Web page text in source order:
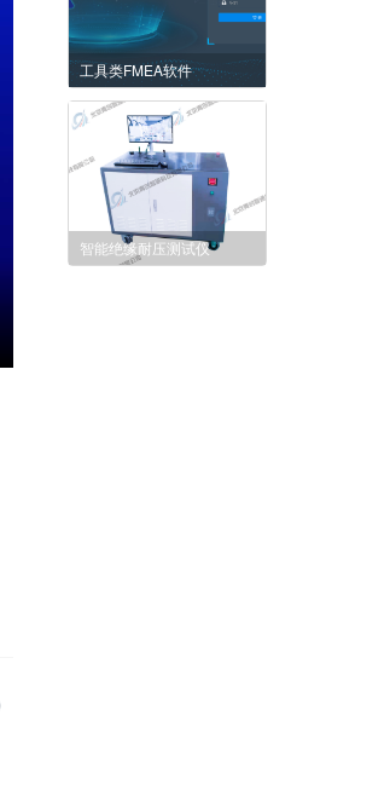
工具类FMEA软件
智能绝缘耐压测试仪